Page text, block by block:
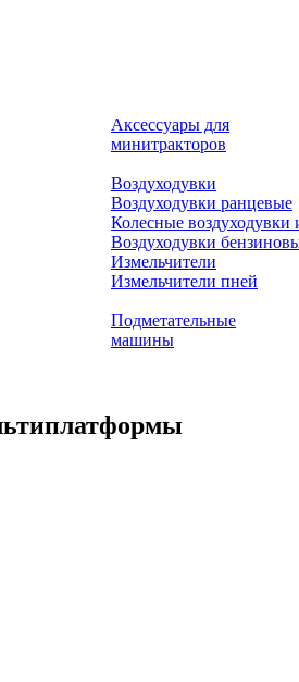
Аксессуары для
минитракторов
Воздуходувки
Воздуходувки ранцевые
Колесные воздуходувки
Воздуходувки
Измельчители
Измельчители пней
Подметательные
машины